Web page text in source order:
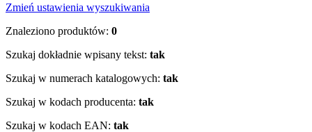
Zmień ustawienia wyszukiwania
Znaleziono produktów: 0
Szukaj dokładnie wpisany tekst: tak
Szukaj w numerach katalogowych: tak
Szukaj w kodach producenta: tak
Szukaj w kodach EAN: tak